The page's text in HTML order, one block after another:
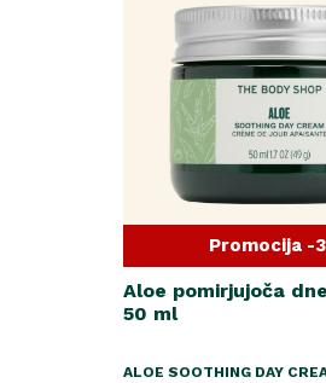
Promocija -
Aloe pomirjujoča
50 ml
ALOE SOOTHING DAY